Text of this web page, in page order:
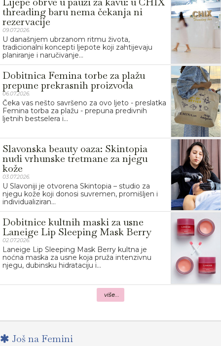
threading baru nema čekanja ni
rezervacije
09.07.2026.
U današnjem ubrzanom ritmu života,
tradicionalni koncepti ljepote koji zahtijevaju
planiranje i naručivanje...
Dobitnica Femina torbe za plažu
prepune prekrasnih proizvoda
06.07.2026.
Čeka vas nešto savršeno za ovo ljeto - preslatka
Femina torba za plažu - prepuna predivnih
ljetnih bestselera i...
Slavonska beauty oaza: Skintopia
nudi vrhunske tretmane za njegu
kože
03.07.2026.
U Slavoniji je otvorena Skintopia – studio za
njegu kože koji donosi suvremen, promišljen i
individualiziran...
Dobitnice kultnih maski za usne
Laneige Lip Sleeping Mask Berry
02.07.2026.
Laneige Lip Sleeping Mask Berry kultna je
noćna maska za usne koja pruža intenzivnu
njegu, dubinsku hidrataciju i...
više...
Još na Femini